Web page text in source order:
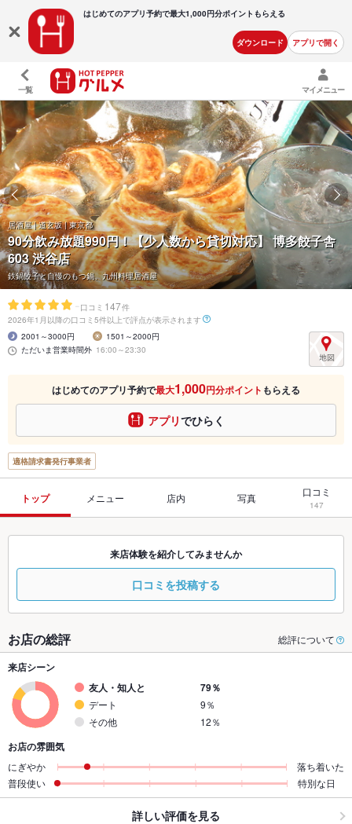
はじめてのアプリ予約で最大1,000円分ポイントもらえる
ダウンロード アプリで開く
一覧 マイメニュー
居酒屋 | 道玄坂 | 東京都
90分飲み放題990円！【少人数から貸切対応】 博多餃子舎
603 渋谷店
鉄鍋餃子と自慢のもつ鍋、九州料理居酒屋
- 口コミ 147件
2026年1月以降の口コミ5件以上で評点が表示されます
2001～3000円
1501～2000円
ただいま営業時間外 16:00～23:30
はじめてのアプリ予約で最大1,000円分ポイント もらえる
アプリでひらく
適格請求書発行事業者
トップ メニュー 店内 写真 口コミ
147
来店体験を紹介してみませんか
口コミを投稿する
お店の総評 総評について
来店シーン
友人・知人と
79％
デート
9％
その他
12％
お店の雰囲気
にぎやか
落ち着いた
普段使い
特別な日
詳しい評価を見る